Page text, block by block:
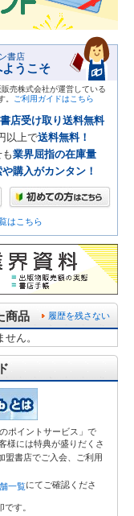
書店
うこそ
売株式会社が運営している
。
ご利用ガイドはこちら
書店受け取り送料無料
以上で送料無料！
業界屈指の在庫量
購入がカンタン！
はこちら
履歴を残さない
商品
ん。
ポイントサービス」で
様には特典が盛りだくさ
盟書店でご入会、ご利用
一覧にてご確認くださ
す。